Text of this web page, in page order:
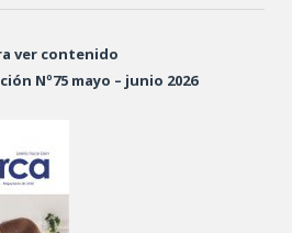
ver contenido
Nº75 mayo – junio 2026